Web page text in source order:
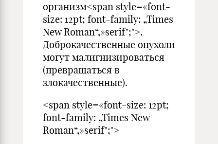
организм<span style=«font-
size: 12pt; font-family: „Times
New Roman“,»serif";">.
Доброкачественные опухоли
могут малигнизироваться
(превращаться в
злокачественные).
<span style=«font-size: 12pt;
font-family: „Times New
Roman“,»serif";">